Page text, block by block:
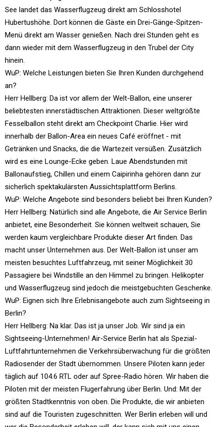
See landet das Wasserflugzeug direkt am Schlosshotel
Hubertushöhe. Dort können die Gäste ein Drei-Gänge-Spitzen-
Menü direkt am Wasser genießen. Nach drei Stunden geht es
dann wieder mit dem Wasserflugzeug in den Trubel der City
hinein.
WuP: Welche Leistungen bieten Sie Ihren Kunden durchgehend
an?
Herr Hellberg: Da ist vor allem der Welt-Ballon, eine unserer
beliebtesten innerstädtischen Attraktionen. Dieser weltgrößte
Fesselballon steht direkt am Checkpoint Charlie. Hier wird
innerhalb der Ballon-Area ein neues Café eröffnet - mit
Getränken und Snacks, die die Wartezeit versüßen. Zusätzlich
wird es eine Lounge-Ecke geben. Laue Abendstunden mit
Ballonaufstieg, Chillen und einem Caipirinha gehören dann zur
sicherlich spektakulärsten Aussichtsplattform Berlins.
WuP: Welche Angebote sind besonders beliebt bei Ihren Kunden?
Herr Hellberg: Natürlich sind alle Angebote, die Air Service Berlin
anbietet, eine Besonderheit. Sie können weltweit schauen, Sie
werden kaum vergleichbare Produkte dieser Art finden. Das
macht unser Unternehmen aus. Der Welt-Ballon ist unser am
meisten besuchtes Luftfahrzeug, mit seiner Möglichkeit 30
Passagiere bei Windstille an den Himmel zu bringen. Helikopter
und Wasserflugzeug sind jedoch die meistgebuchten Geschenke.
WuP: Eignen sich Ihre Erlebnisangebote auch zum Sightseeing in
Berlin?
Herr Hellberg: Na klar. Das ist ja unser Job. Wir sind ja ein
Sightseeing-Unternehmen! Air-Service Berlin hat als Spezial-
Luftfahrtunternehmen die Verkehrsüberwachung für die größten
Radiosender der Stadt übernommen. Unsere Piloten kann jeder
täglich auf 104.6 RTL oder auf Spree-Radio hören. Wir haben die
Piloten mit der meisten Flugerfahrung über Berlin. Und: Mit der
größten Stadtkenntnis von oben. Die Produkte, die wir anbieten
sind auf die Touristen zugeschnitten. Wer Berlin erleben will und